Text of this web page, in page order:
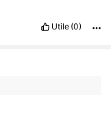
Utile (0)